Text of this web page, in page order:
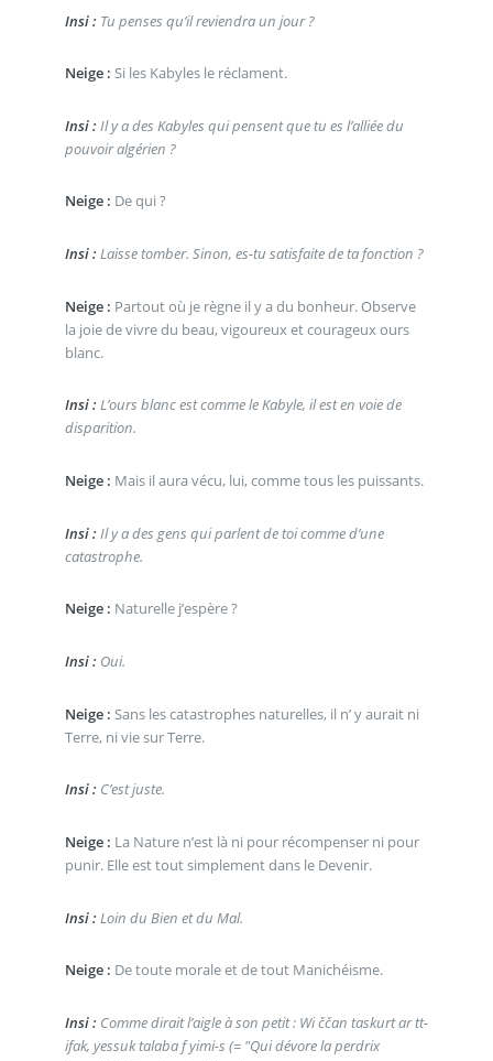
Insi : Tu penses qu’il reviendra un jour ?
Neige : Si les Kabyles le réclament.
Insi : Il y a des Kabyles qui pensent que tu es l’alliée du
pouvoir algérien ?
Neige : De qui ?
Insi : Laisse tomber. Sinon, es-tu satisfaite de ta fonction ?
Neige : Partout où je règne il y a du bonheur. Observe
la joie de vivre du beau, vigoureux et courageux ours
blanc.
Insi : L’ours blanc est comme le Kabyle, il est en voie de
disparition.
Neige : Mais il aura vécu, lui, comme tous les puissants.
Insi : Il y a des gens qui parlent de toi comme d’une
catastrophe.
Neige : Naturelle j’espère ?
Insi : Oui.
Neige : Sans les catastrophes naturelles, il n’ y aurait ni
Terre, ni vie sur Terre.
Insi : C’est juste.
Neige : La Nature n’est là ni pour récompenser ni pour
punir. Elle est tout simplement dans le Devenir.
Insi : Loin du Bien et du Mal.
Neige : De toute morale et de tout Manichéisme.
Insi : Comme dirait l’aigle à son petit : Wi ččan taskurt ar tt-
ifak, yessuk talaba f yimi-s (= "Qui dévore la perdrix